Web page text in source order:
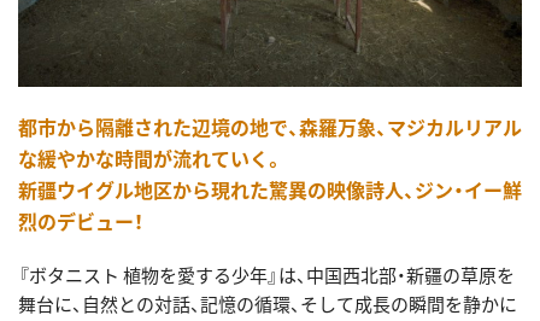
都市から隔離された辺境の地で、森羅万象、マジカルリアル
な緩やかな時間が流れていく。
新疆ウイグル地区から現れた驚異の映像詩人、ジン・イー鮮
烈のデビュー！
『ボタニスト 植物を愛する少年』は、中国西北部・新疆の草原を
舞台に、自然との対話、記憶の循環、そして成長の瞬間を静かに